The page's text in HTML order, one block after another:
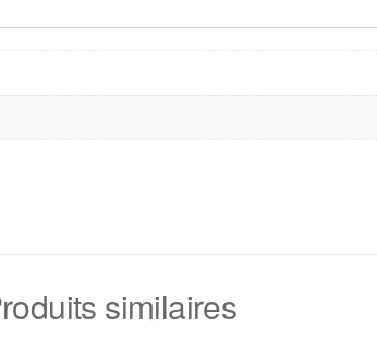
similaires